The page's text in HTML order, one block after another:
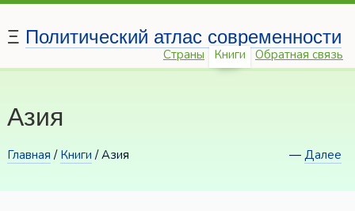
Ξ Политический атлас современности
Страны Книги Обратная связь
Азия
Главная / —Далее
Книги / Азия